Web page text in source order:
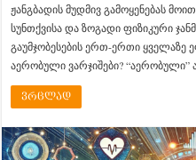
ჟანგბადის მუდმივ გამოყენებას
სუნთქვისა და ზოგადი ფიზიკური
გაუმჯობესების ერთ-ერთი ყველაზე
აერობული ვარჯიშები? “აერობული”
ვრცლად